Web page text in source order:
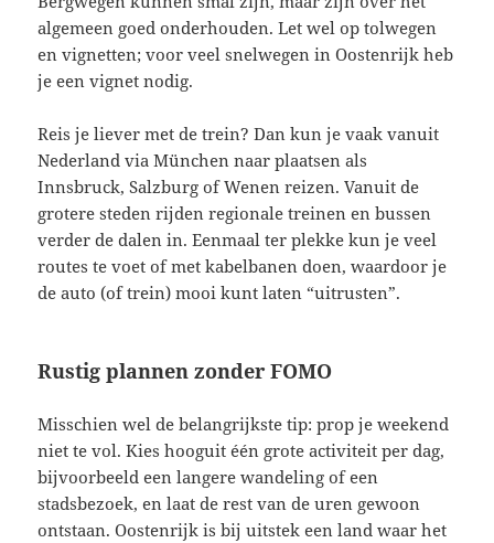
algemeen goed onderhouden. Let wel op tolwegen
en vignetten; voor veel snelwegen in Oostenrijk heb
je een vignet nodig.
Reis je liever met de trein? Dan kun je vaak vanuit
Nederland via München naar plaatsen als
Innsbruck, Salzburg of Wenen reizen. Vanuit de
grotere steden rijden regionale treinen en bussen
verder de dalen in. Eenmaal ter plekke kun je veel
routes te voet of met kabelbanen doen, waardoor je
de auto (of trein) mooi kunt laten “uitrusten”.
Rustig plannen zonder FOMO
Misschien wel de belangrijkste tip: prop je weekend
niet te vol. Kies hooguit één grote activiteit per dag,
bijvoorbeeld een langere wandeling of een
stadsbezoek, en laat de rest van de uren gewoon
ontstaan. Oostenrijk is bij uitstek een land waar het